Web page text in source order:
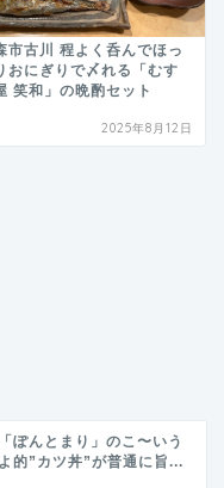
市古川 程よく呑んでほっ
おにぎりで〆れる「むす
笑和」の晩酌セット
2025年8月12日
ぽんとまり」のこ〜いう
的”カツ丼”が普通に旨...